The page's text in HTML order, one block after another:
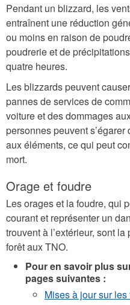
Pendant un blizzard, les
entraînent une réduction
ou moins en raison de
poudrerie et de
quatre heures.
Les blizzards peuvent
pannes de services de
voiture et des dommages
personnes peuvent
aux éléments, ce qui peut
mort.
Orage et foudre
Les orages et la foudre, qui
courant et représenter un
trouvent à l’extérieur, sont
forêt aux TNO.
Pour en savoir plus
pages suivantes :
Mises à jour sur